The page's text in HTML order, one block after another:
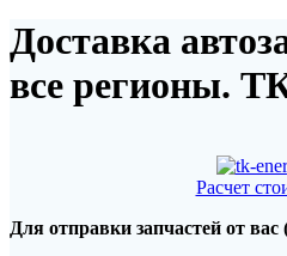
Доставка
все регионы.
Расчет
Для отправки запчастей от вас